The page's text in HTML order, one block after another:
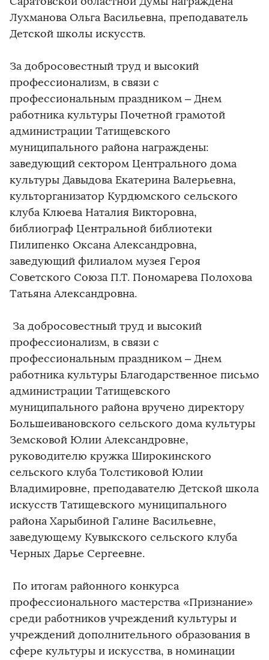
Лухманова Ольга Васильевна, преподаватель
Детской школы искусств.
За добросовестный труд и высокий
профессионализм, в связи с
профессиональным праздником – Днем
работника культуры Почетной грамотой
администрации Татищевского
муниципального района награждены:
заведующий сектором Центрального дома
культуры Давыдова Екатерина Валерьевна,
культорганизатор Курдюмского сельского
клуба Клюева Наталия Викторовна,
библиограф Центральной библиотеки
Пилипенко Оксана Александровна,
заведующий филиалом музея Героя
Советского Союза П.Т. Пономарева Полохова
Татьяна Александровна.
За добросовестный труд и высокий
профессионализм, в связи с
профессиональным праздником – Днем
работника культуры Благодарственное письмо
администрации Татищевского
муниципального района вручено директору
Большеивановского сельского дома культуры
Земсковой Юлии Александровне,
руководителю кружка Широкинского
сельского клуба Толстиковой Юлии
Владимировне, преподавателю Детской школа
искусств Татищевского муниципального
района Харыбиной Галине Васильевне,
заведующему Кувыкского сельского клуба
Черных Дарье Сергеевне.
По итогам районного конкурса
профессионального мастерства «Признание»
среди работников учреждений культуры и
учреждений дополнительного образования в
сфере культуры и искусства, в номинации